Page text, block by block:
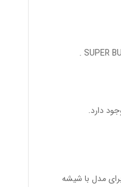
دارد.
میلی متر برای مدل نیمه خمیده و 21.1 میلی متر برای مدل با شیشه